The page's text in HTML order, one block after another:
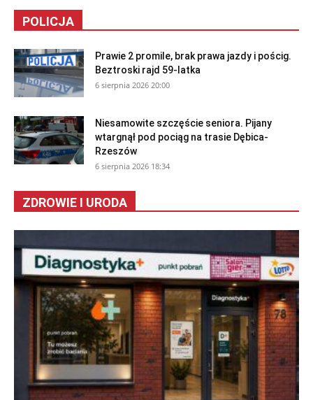
POLICJA
Prawie 2 promile, brak prawa jazdy i pościg.
Beztroski rajd 59-latka
6 sierpnia 2026 20:00
Niesamowite szczęście seniora. Pijany
wtargnął pod pociąg na trasie Dębica-
Rzeszów
6 sierpnia 2026 18:34
ZDROWIE I URODA